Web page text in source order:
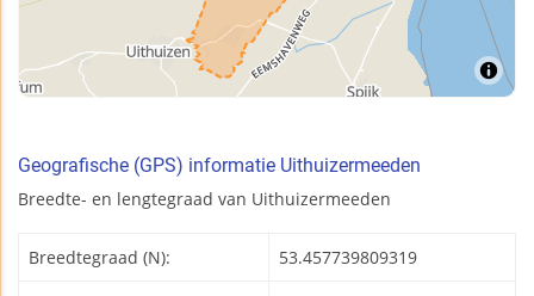
Geografische (GPS) informatie Uithuizermeeden
Breedte- en lengtegraad van Uithuizermeeden
Breedtegraad (N): 53.457739809319